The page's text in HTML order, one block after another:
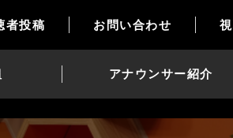
者投稿 お問い合わせ
アナウンサー紹介